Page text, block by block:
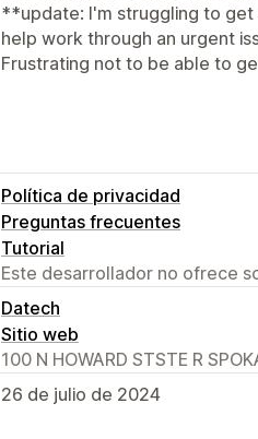
**update: I'm struggling to
help work through an urgent
Frustrating not to be able to
Política de privacidad
Preguntas frecuentes
Tutorial
Este desarrollador no ofrece
Datech
Sitio web
100 N HOWARD STSTE R
26 de julio de 2024